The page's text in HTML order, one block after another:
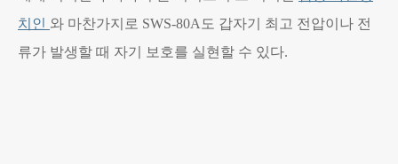
치인 와 마찬가지로 SWS-80A도 갑자기 최고 전압이나 전
류가 발생할 때 자기 보호를 실현할 수 있다.